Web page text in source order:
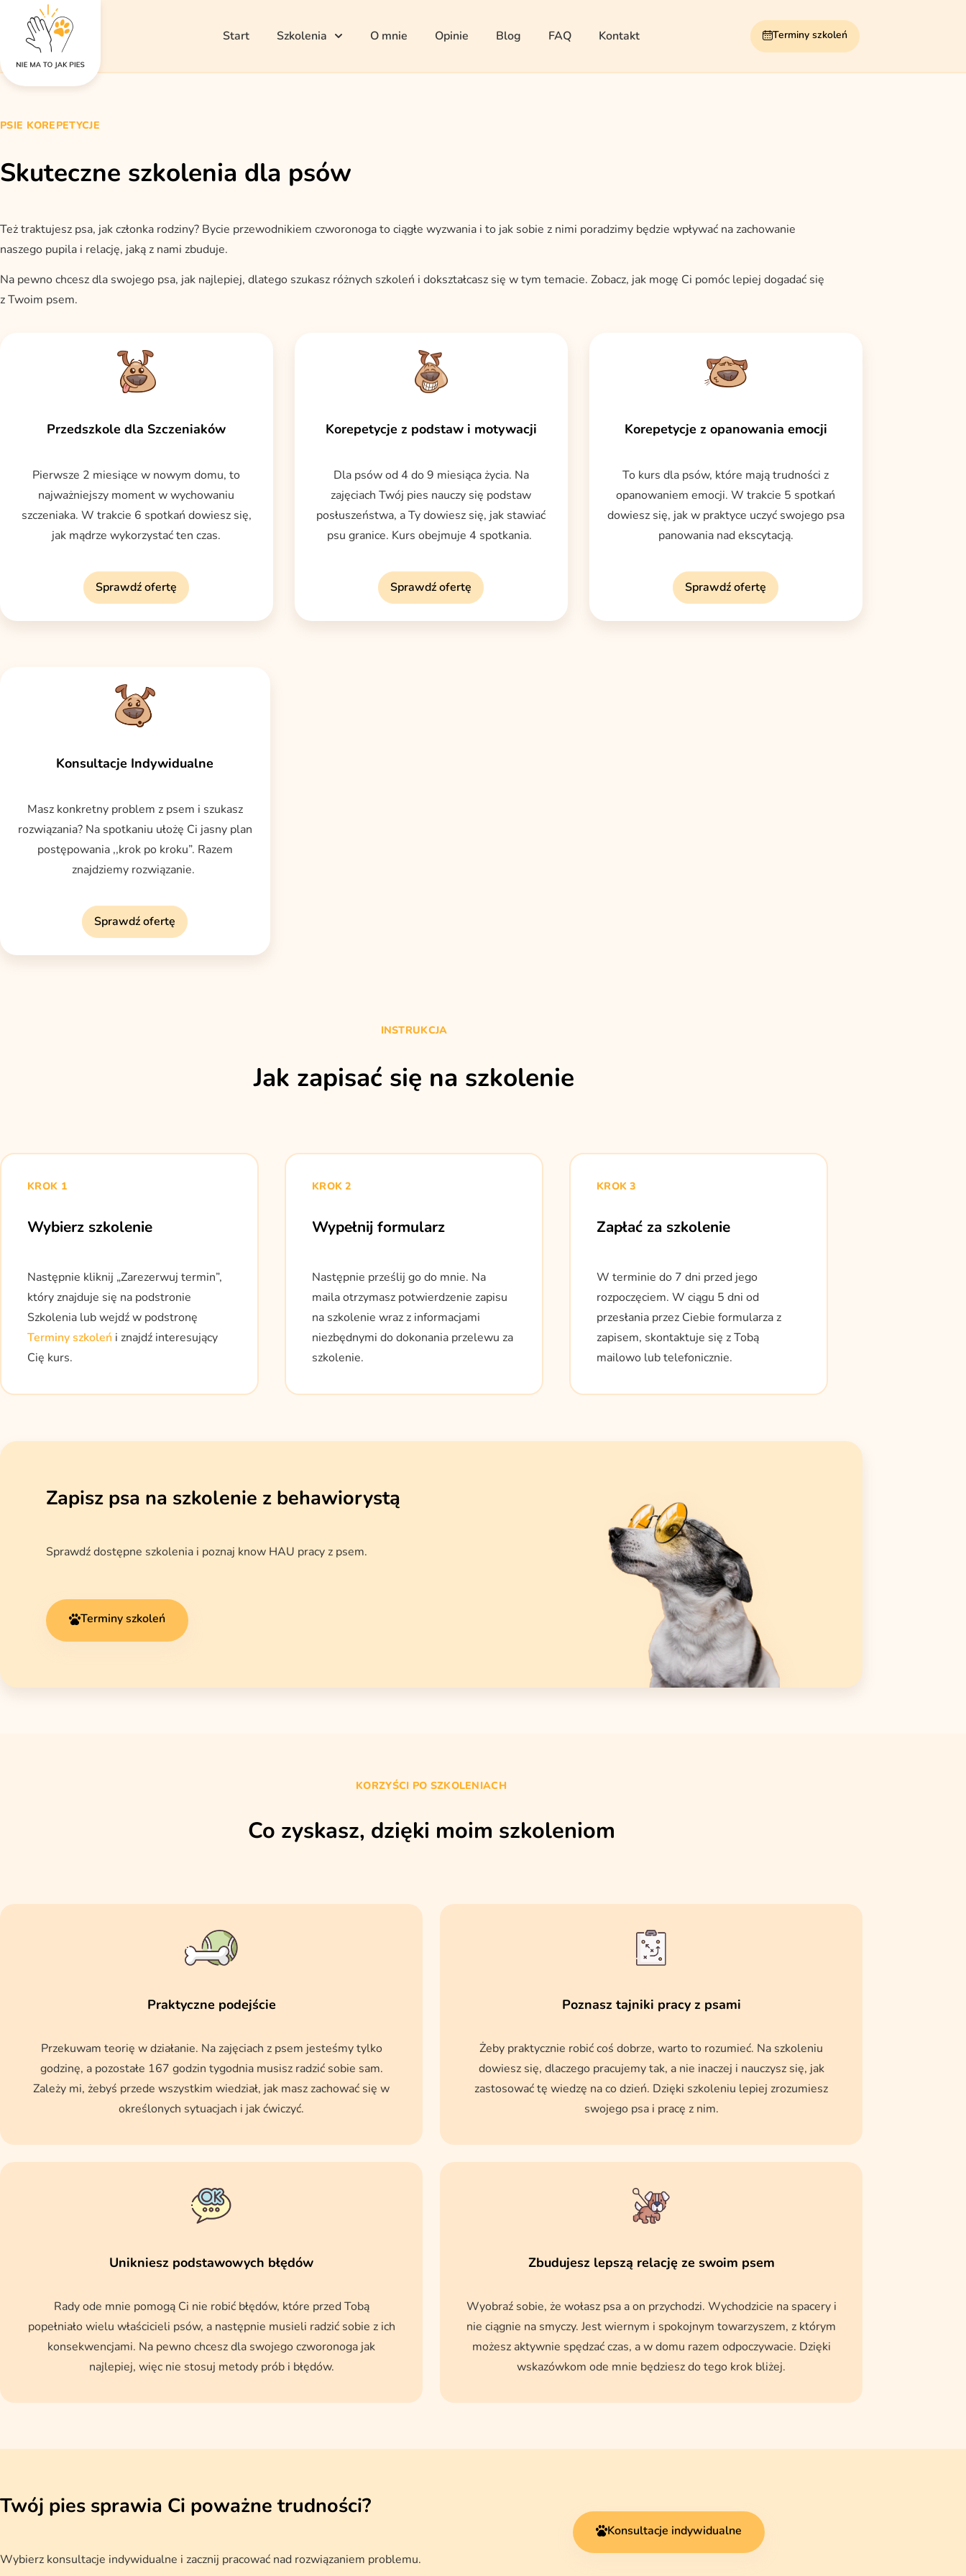
Start Szkolenia O mnie Opinie Blog FAQ Kontakt Terminy szkoleń
PSIE KOREPETYCJE
Skuteczne szkolenia dla psów
Też traktujesz psa, jak członka rodziny? Bycie przewodnikiem czworonoga to ciągłe wyzwania i to jak sobie z nimi poradzimy będzie wpływać na zachowanie
naszego pupila i relację, jaką z nami zbuduje.
Na pewno chcesz dla swojego psa, jak najlepiej, dlatego szukasz różnych szkoleń i dokształcasz się w tym temacie. Zobacz, jak mogę Ci pomóc lepiej dogadać się
z Twoim psem.
Przedszkole dla Szczeniaków
Pierwsze 2 miesiące w nowym domu, to
najważniejszy moment w wychowaniu
szczeniaka. W trakcie 6 spotkań dowiesz się,
jak mądrze wykorzystać ten czas.
Sprawdź ofertę
Korepetycje z podstaw i motywacji
Dla psów od 4 do 9 miesiąca życia. Na
zajęciach Twój pies nauczy się podstaw
posłuszeństwa, a Ty dowiesz się, jak stawiać
psu granice. Kurs obejmuje 4 spotkania.
Sprawdź ofertę
Korepetycje z opanowania emocji
To kurs dla psów, które mają trudności z
opanowaniem emocji. W trakcie 5 spotkań
dowiesz się, jak w praktyce uczyć swojego psa
panowania nad ekscytacją.
Sprawdź ofertę
Konsultacje Indywidualne
Masz konkretny problem z psem i szukasz
rozwiązania? Na spotkaniu ułożę Ci jasny plan
postępowania ,,krok po kroku”. Razem
znajdziemy rozwiązanie.
Sprawdź ofertę
INSTRUKCJA
Jak zapisać się na szkolenie
KROK 1
Wybierz szkolenie
Następnie kliknij „Zarezerwuj termin”,
który znajduje się na podstronie
Szkolenia lub wejdź w podstronę
Terminy szkoleń i znajdź interesujący
Cię kurs.
KROK 2
Wypełnij formularz
Następnie prześlij go do mnie. Na
maila otrzymasz potwierdzenie zapisu
na szkolenie wraz z informacjami
niezbędnymi do dokonania przelewu za
szkolenie.
KROK 3
Zapłać za szkolenie
W terminie do 7 dni przed jego
rozpoczęciem. W ciągu 5 dni od
przesłania przez Ciebie formularza z
zapisem, skontaktuje się z Tobą
mailowo lub telefonicznie.
Zapisz psa na szkolenie z behawiorystą
Sprawdź dostępne szkolenia i poznaj know HAU pracy z psem.
Terminy szkoleń
KORZYŚCI PO SZKOLENIACH
Co zyskasz, dzięki moim szkoleniom
Praktyczne podejście
Przekuwam teorię w działanie. Na zajęciach z psem jesteśmy tylko
godzinę, a pozostałe 167 godzin tygodnia musisz radzić sobie sam.
Zależy mi, żebyś przede wszystkim wiedział, jak masz zachować się w
określonych sytuacjach i jak ćwiczyć.
Poznasz tajniki pracy z psami
Żeby praktycznie robić coś dobrze, warto to rozumieć. Na szkoleniu
dowiesz się, dlaczego pracujemy tak, a nie inaczej i nauczysz się, jak
zastosować tę wiedzę na co dzień. Dzięki szkoleniu lepiej zrozumiesz
swojego psa i pracę z nim.
Unikniesz podstawowych błędów
Rady ode mnie pomogą Ci nie robić błędów, które przed Tobą
popełniało wielu właścicieli psów, a następnie musieli radzić sobie z ich
konsekwencjami. Na pewno chcesz dla swojego czworonoga jak
najlepiej, więc nie stosuj metody prób i błędów.
Zbudujesz lepszą relację ze swoim psem
Wyobraź sobie, że wołasz psa a on przychodzi. Wychodzicie na spacery i
nie ciągnie na smyczy. Jest wiernym i spokojnym towarzyszem, z którym
możesz aktywnie spędzać czas, a w domu razem odpoczywacie. Dzięki
wskazówkom ode mnie będziesz do tego krok bliżej.
Twój pies sprawia Ci poważne trudności?
Wybierz konsultacje indywidualne i zacznij pracować nad rozwiązaniem problemu.
Konsultacje indywidualne